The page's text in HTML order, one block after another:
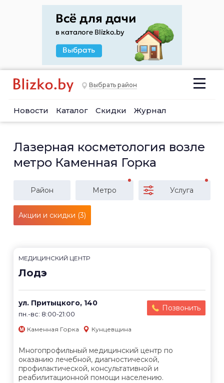
Выбрать район
Новости Каталог Скидки Журнал
Лазерная косметология возле
метро Каменная Горка
Район Метро Услуга
Акции и скидки (3)
МЕДИЦИНСКИЙ ЦЕНТР
Лодэ
ул. Притыцкого, 140
пн.-вс: 8:00-21:00
Позвонить
Каменная Горка Кунцевщина
Многопрофильный медицинский центр по
оказанию лечебной, диагностической,
профилактической, консультативной и
реабилитационной помощи населению.